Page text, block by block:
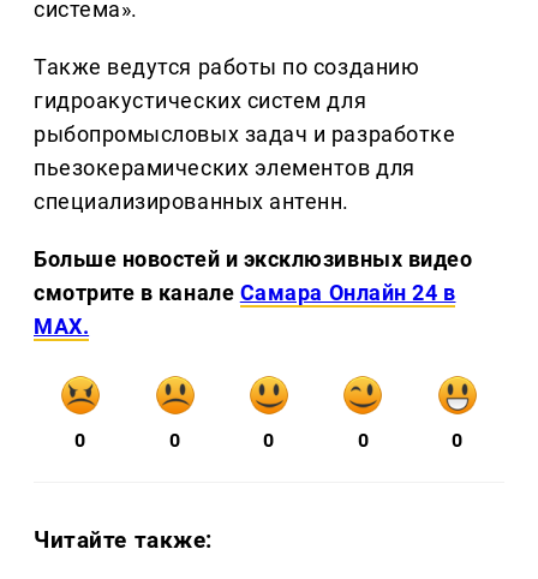
система».
Также ведутся работы по созданию
гидроакустических систем для
рыбопромысловых задач и разработке
пьезокерамических элементов для
специализированных антенн.
Больше новостей и эксклюзивных видео
смотрите в канале Самара Онлайн 24 в
MAX.
0 0 0 0 0
Читайте также: